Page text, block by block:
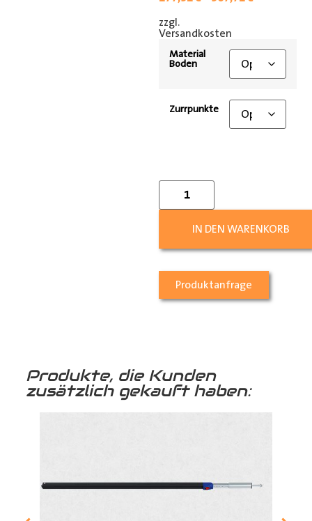
zzgl.
Versandkosten
Material
Boden
Zurrpunkte
IN DEN WARENKORB
Produktanfrage
Produkte, die Kunden
zusätzlich gekauft haben: